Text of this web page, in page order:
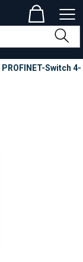
PROFINET-Switch 4-